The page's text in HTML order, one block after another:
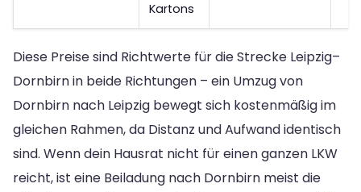
Kartons
Diese Preise sind Richtwerte für die Strecke Leipzig–
Dornbirn in beide Richtungen – ein Umzug von
Dornbirn nach Leipzig bewegt sich kostenmäßig im
gleichen Rahmen, da Distanz und Aufwand identisch
sind. Wenn dein Hausrat nicht für einen ganzen LKW
reicht, ist eine Beiladung nach Dornbirn meist die